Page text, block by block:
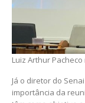
Luiz Arthur
Já o diretor do
importância da